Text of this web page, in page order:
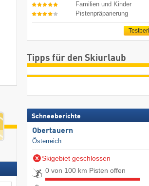
Familien und Kinder
Pistenpräparierung
Tipps für den Skiurlaub
Schneeberichte
Obertauern
Österreich
Skigebiet geschlossen
0 von 100 km Pisten offen